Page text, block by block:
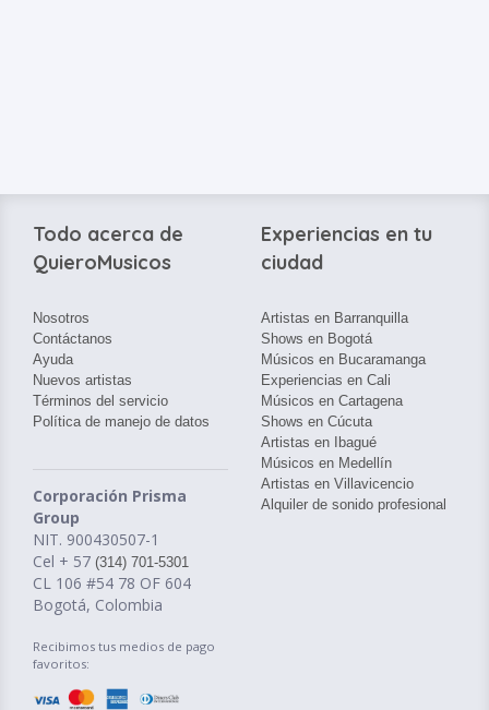
Todo acerca de
QuieroMusicos
Nosotros
Contáctanos
Ayuda
Nuevos artistas
Términos del servicio
Política de manejo de datos
Corporación Prisma
Group
NIT. 900430507-1
Cel + 57 (314) 701-5301
CL 106 #54 78 OF 604
Bogotá, Colombia
Recibimos tus medios de pago
favoritos:
Experiencias en tu
ciudad
Artistas en Barranquilla
Shows en Bogotá
Músicos en Bucaramanga
Experiencias en Cali
Músicos en Cartagena
Shows en Cúcuta
Artistas en Ibagué
Músicos en Medellín
Artistas en Villavicencio
Alquiler de sonido profesional